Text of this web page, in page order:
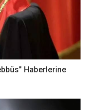
Haberlerine